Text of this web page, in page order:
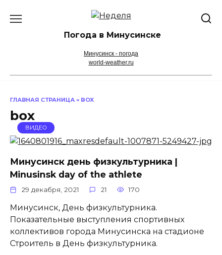
Погода в Минусинске
Минусинск - погода
world-weather.ru
ГЛАВНАЯ СТРАНИЦА » BOX
box
ВИДЕО
Минусинск день физкультурника |
Minusinsk day of the athlete
29 декабря, 2021 21 170
Минусинск, День физкультурника.
Показательные выступления спортивных
коллективов города Минусинска на стадионе
Строитель в День физкультурника.